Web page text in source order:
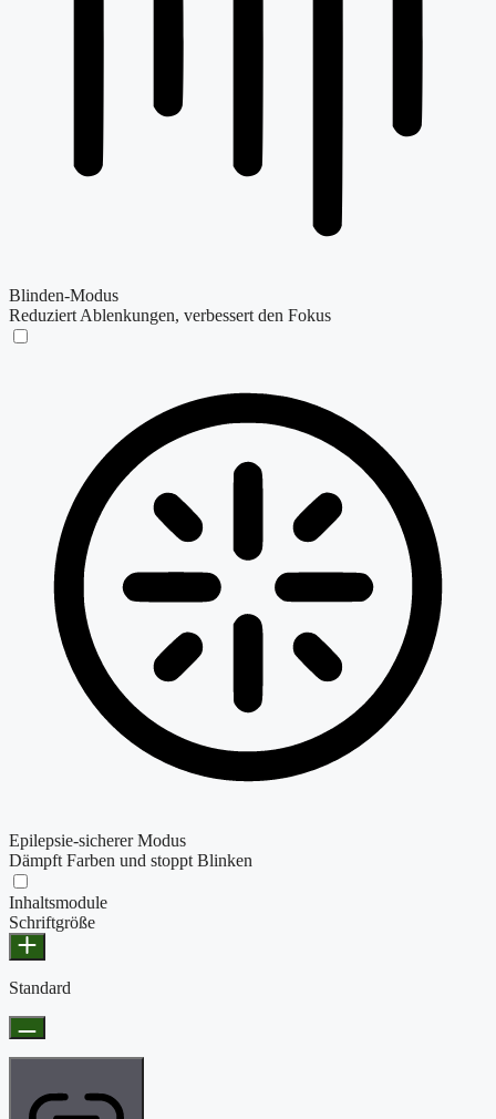
Blinden-Modus
Reduziert Ablenkungen, verbessert den Fokus
Epilepsie-sicherer Modus
Dämpft Farben und stoppt Blinken
Inhaltsmodule
Schriftgröße
Standard